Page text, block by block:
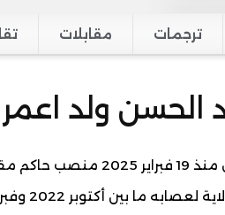
ترجمات مقابلات
الحسن ولد اعمر
إداري بوزارة الداخلية،